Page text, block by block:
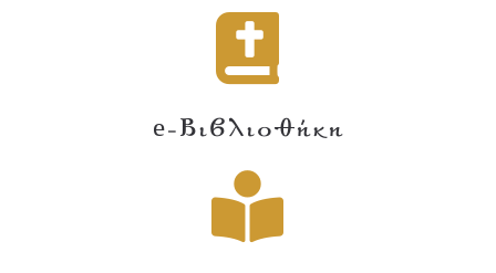
e-Βιβλιοθήκη